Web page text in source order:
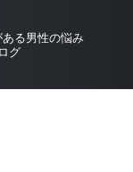
ある男性の悩み
グ